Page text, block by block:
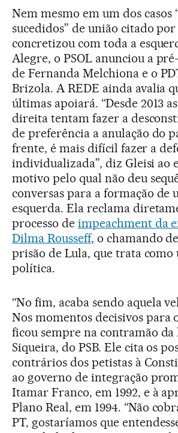
Nem mesmo em um dos casos
sucedidos” de união citado por
concretizou com toda a
Alegre, o PSOL anunciou a
de Fernanda Melchiona e o
Brizola. A REDE ainda avalia
últimas apoiará. “Desde 2013
direita tentam fazer a
de preferência a anulação do
frente, é mais difícil fazer a
individualizada”, diz Gleisi ao
motivo pelo qual não deu
conversas para a formação de
esquerda. Ela reclama
processo de impeachment da
Dilma Rousseff, o chamando
prisão de Lula, que trata como
política.
“No fim, acaba sendo aquela
Nos momentos decisivos para
ficou sempre na contramão da
Siqueira, do PSB. Ele cita os
contrários dos petistas à
ao governo de integração
Itamar Franco, em 1992, e à
Plano Real, em 1994. “Não
PT, gostaríamos que